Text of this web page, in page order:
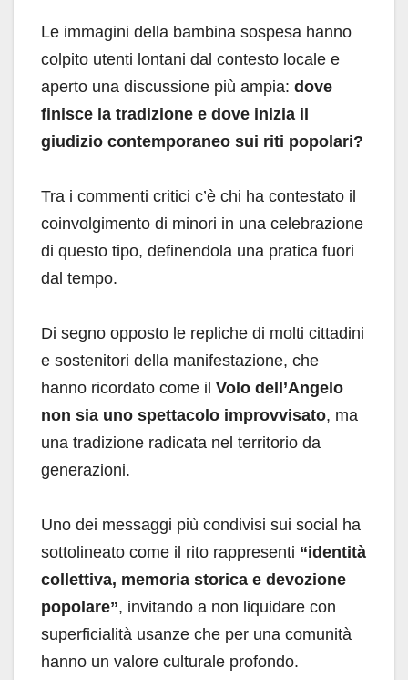
Le immagini della bambina sospesa hanno
colpito utenti lontani dal contesto locale e
aperto una discussione più ampia: dove
finisce la tradizione e dove inizia il
giudizio contemporaneo sui riti popolari?
Tra i commenti critici c’è chi ha contestato il
coinvolgimento di minori in una celebrazione
di questo tipo, definendola una pratica fuori
dal tempo.
Di segno opposto le repliche di molti cittadini
e sostenitori della manifestazione, che
hanno ricordato come il Volo dell’Angelo
non sia uno spettacolo improvvisato, ma
una tradizione radicata nel territorio da
generazioni.
Uno dei messaggi più condivisi sui social ha
sottolineato come il rito rappresenti “identità
collettiva, memoria storica e devozione
popolare”, invitando a non liquidare con
superficialità usanze che per una comunità
hanno un valore culturale profondo.